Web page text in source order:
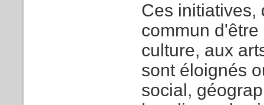
Ces initiatives,
commun d'être
culture, aux
sont éloignés
social,